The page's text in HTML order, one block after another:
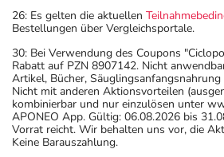
26: Es gelten die aktuellen
Bestellungen über Vergleichsportale.
30: Bei Verwendung des Coupons
Rabatt auf PZN 8907142. Nicht
Artikel, Bücher,
Nicht mit anderen Aktionsvorteilen
kombinierbar und nur einzulösen unter
APONEO App. Gültig: 06.08.2026 bis
Vorrat reicht. Wir behalten uns vor, die
Keine Barauszahlung.